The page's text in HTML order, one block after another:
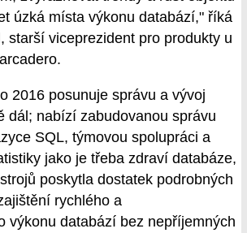
úzká místa výkonu databází," říká
starší viceprezident pro produkty u
2016 posunuje správu a vývoj
dál; nabízí zabudovanou správu
SQL, týmovou spolupráci a
jako je třeba zdraví databáze,
poskytla dostatek podrobných
rychlého a
výkonu databází bez nepříjemných